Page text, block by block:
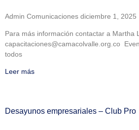
Admin Comunicaciones diciembre 1, 2025
Para más información contactar a Martha
capacitaciones@camacolvalle.org.co
todos
Leer más
Desayunos empresariales – Club Pro